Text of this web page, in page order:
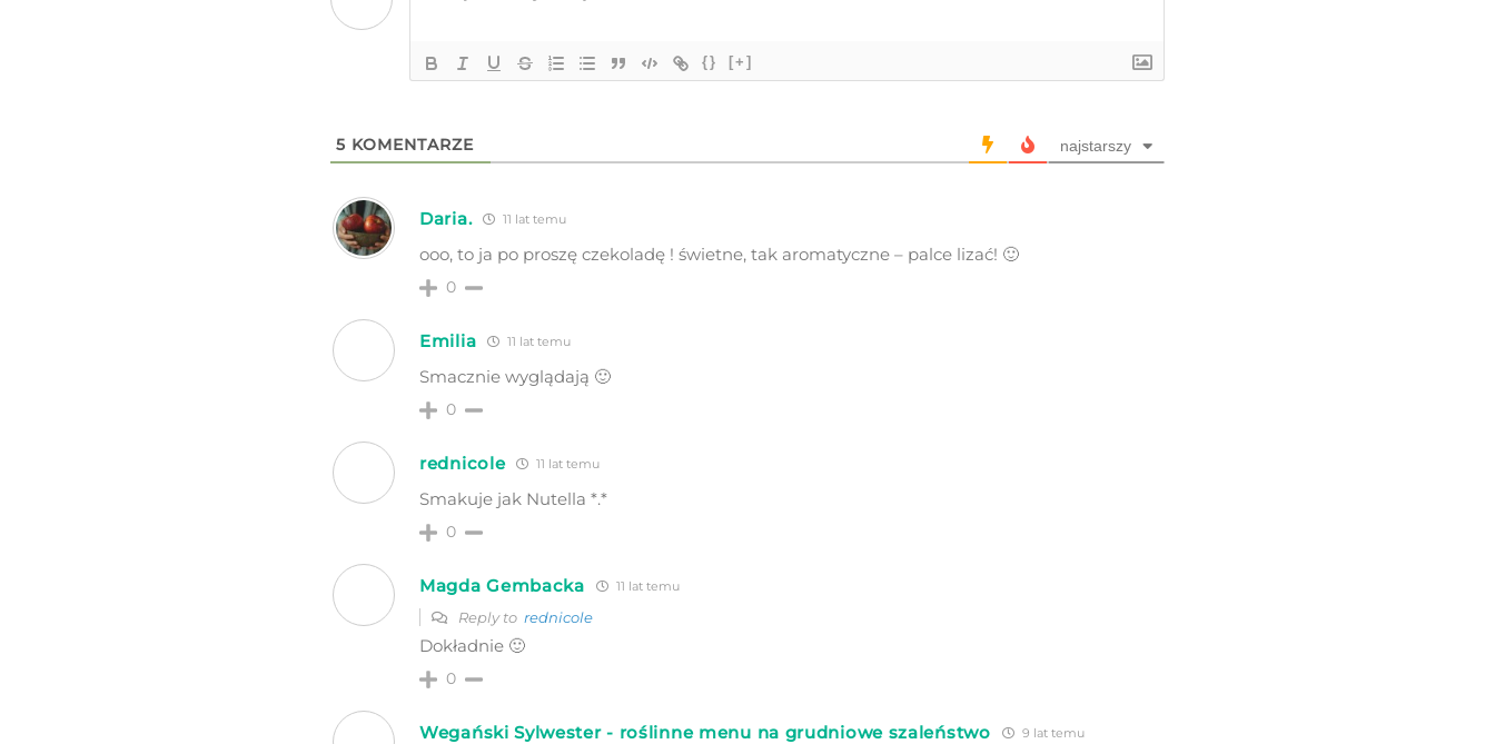
{} [+]
5 KOMENTARZE najstarszy
Daria. 11 lat temu
ooo, to ja po proszę czekoladę ! świetne, tak aromatyczne – palce lizać! 🙂
0
Emilia 11 lat temu
Smacznie wyglądają 🙂
0
rednicole 11 lat temu
Smakuje jak Nutella *.*
0
Magda Gembacka 11 lat temu
Reply to rednicole
Dokładnie 🙂
0
Wegański Sylwester - roślinne menu na grudniowe szaleństwo 9 lat temu